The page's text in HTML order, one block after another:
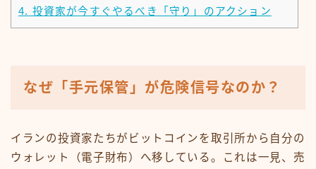
4. 投資家が今すぐやるべき「守り」のアクション
なぜ「手元保管」が危険信号なのか？
イランの投資家たちがビットコインを取引所から自分の
ウォレット（電子財布）へ移している。これは一見、売